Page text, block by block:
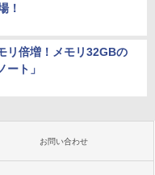
！
リ倍増！メモリ32GBの
ート」
お問い合わせ